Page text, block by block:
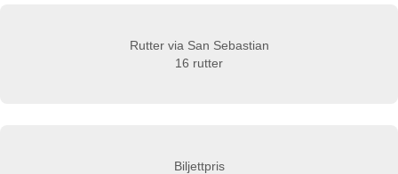
Rutter via San Sebastian
16 rutter
Biljettpris